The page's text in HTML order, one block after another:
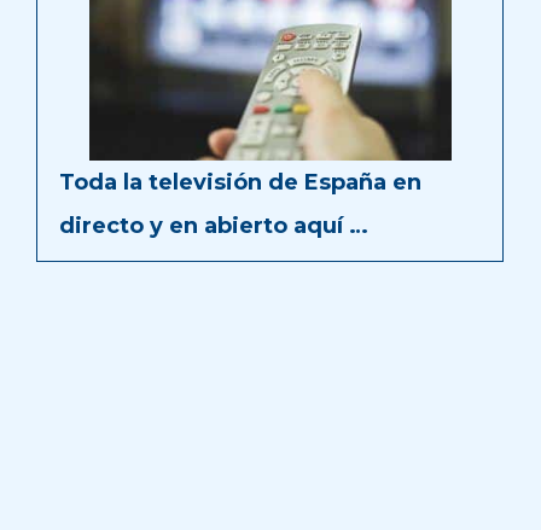
Toda la televisión de España en
directo y en abierto aquí …